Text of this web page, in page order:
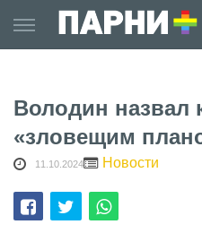
to
content
Володин назвал
«зловещим
11.10.2024 Новости